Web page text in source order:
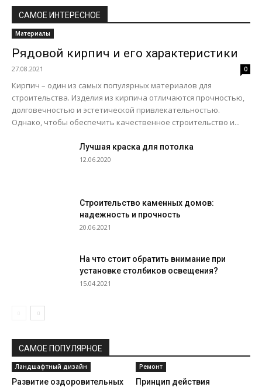
САМОЕ ИНТЕРЕСНОЕ
Материалы
Рядовой кирпич и его характеристики
27.08.2021 0
Кирпич – один из самых популярных материалов для
строительства. Изделия из кирпича отличаются прочностью,
долговечностью и эстетической привлекательностью.
Однако, чтобы обеспечить качественное строительство и...
Лучшая краска для потолка
12.06.2020
Строительство каменных домов:
надежность и прочность
20.06.2021
На что стоит обратить внимание при
установке столбиков освещения?
15.04.2021
САМОЕ ПОПУЛЯРНОЕ
Ландшафтный дизайн
Развитие оздоровительных
Ремонт
Принцип действия